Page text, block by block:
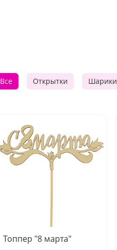
Все Открытки Шарики
Топпер "8 марта"